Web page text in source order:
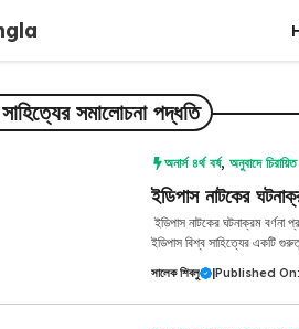
সমালোচনা পদ্ধতি
অনার্স ৪র্থ বর্ষ, অনুবাদে
ইডিপাস নাটকের
ইডিপাস নাটকের ঘটনাক্রম বর্ণনা
ইডিপাস বিশ্ব সাহিত্যের একটি
সালেক শিবলু |Published